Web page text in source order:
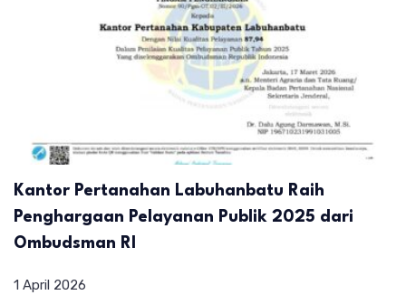
Kantor Pertanahan Labuhanbatu Raih
Penghargaan Pelayanan Publik 2025 dari
Ombudsman RI
1 April 2026